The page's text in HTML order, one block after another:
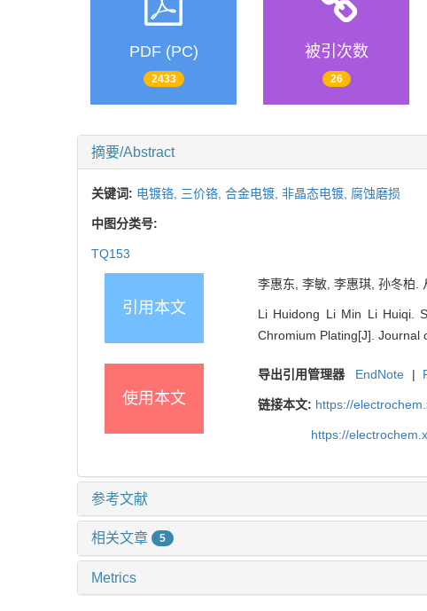
PDF (PC)
2433
被引次数
26
摘要/Abstract
关键词: 电镀铬, 三价铬, 合金电镀, 非晶态电镀, 腐蚀磨损
中图分类号:
TQ153
引用本文
李惠东, 李敏, 李惠琪, 孙冬柏.
Li Huidong Li Min Li Huiqi.
Chromium Plating[J]. Journal
使用本文
导出引用管理器 EndNote |
链接本文: https://
https://
参考文献
相关文章 5
Metrics